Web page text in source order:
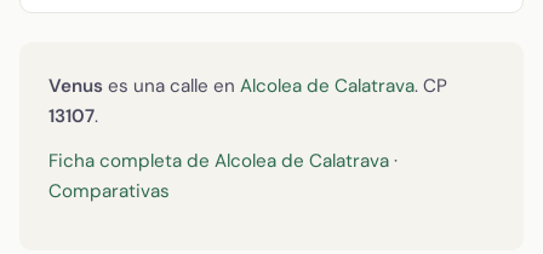
Venus es una calle en Alcolea de Calatrava. CP
13107.
Ficha completa de Alcolea de Calatrava ·
Comparativas